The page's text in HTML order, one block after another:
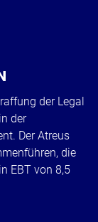
der Legal
der
Der Atreus
die
EBT von 8,5